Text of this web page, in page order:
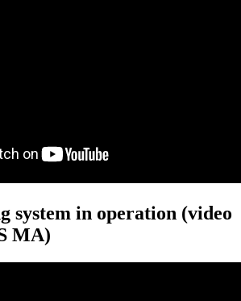
system in operation (video
MA)